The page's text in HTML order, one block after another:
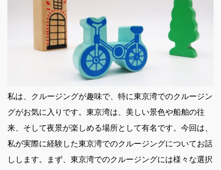
私は、クルージングが趣味で、特に東京湾でのクルージン
グがお気に入りです。 東京湾は、美しい景色や船舶の往
来、そして夜景が楽しめる場所として有名です。今回は、
私が実際に経験した東京湾でのクルージングについてお話
しします。まず、東京湾でのクルージングには様々な選択